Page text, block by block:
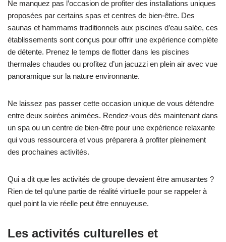
Ne manquez pas l’occasion de profiter des installations uniques
proposées par certains spas et centres de bien-être. Des
saunas et hammams traditionnels aux piscines d’eau salée, ces
établissements sont conçus pour offrir une expérience complète
de détente. Prenez le temps de flotter dans les piscines
thermales chaudes ou profitez d’un jacuzzi en plein air avec vue
panoramique sur la nature environnante.
Ne laissez pas passer cette occasion unique de vous détendre
entre deux soirées animées. Rendez-vous dès maintenant dans
un spa ou un centre de bien-être pour une expérience relaxante
qui vous ressourcera et vous préparera à profiter pleinement
des prochaines activités.
Qui a dit que les activités de groupe devaient être amusantes ?
Rien de tel qu’une partie de réalité virtuelle pour se rappeler à
quel point la vie réelle peut être ennuyeuse.
Les activités culturelles et